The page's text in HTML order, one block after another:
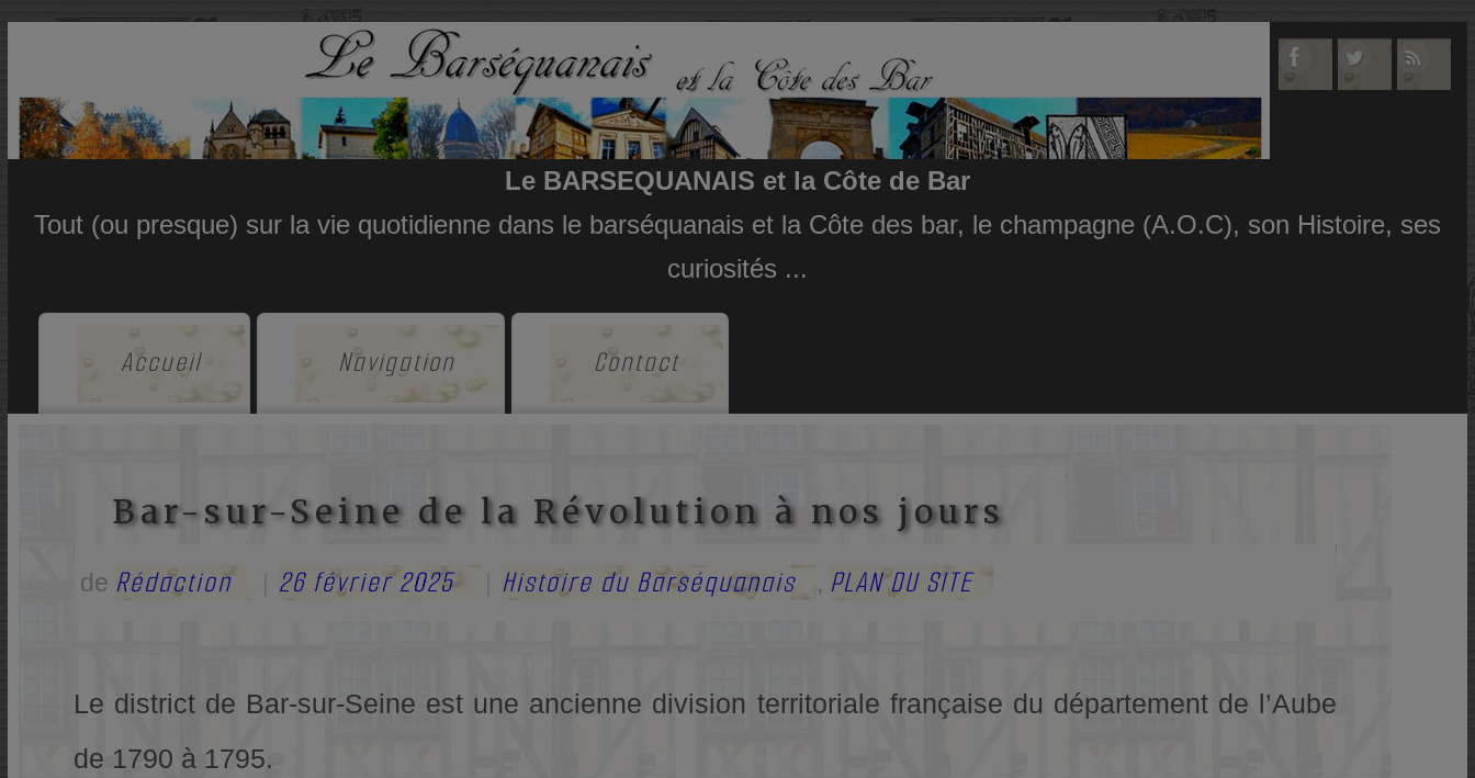
Le BARSEQUANAIS et la Côte de Bar
Tout (ou presque) sur la vie quotidienne dans le barséquanais et la Côte des bar, le champagne (A.O.C), son Histoire, ses
curiosités ...
Accueil Navigation Contact
Bar-sur-Seine de la Révolution à nos jours
de Rédaction 26 février 2025 Histoire du Barséquanais , PLAN DU SITE
Le district de Bar-sur-Seine est une ancienne division territoriale française du département de l’Aube
de 1790 à 1795.